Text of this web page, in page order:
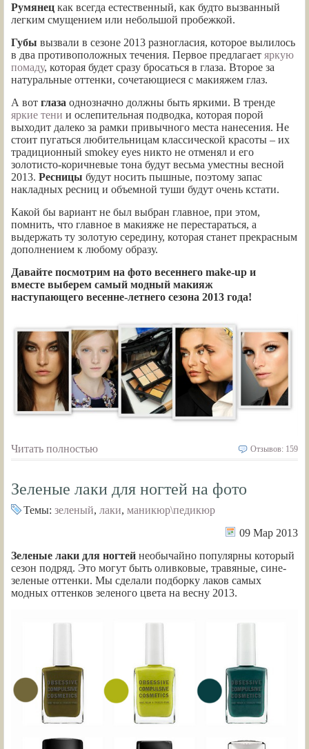
Румянец как всегда естественный, как будто вызванный
легким смущением или небольшой пробежкой.
Губы вызвали в сезоне 2013 разногласия, которое вылилось
в два противоположных течения. Первое предлагает яркую
помаду, которая будет сразу бросаться в глаза. Второе за
натуральные оттенки, сочетающиеся с макияжем глаз.
А вот глаза однозначно должны быть яркими. В тренде
яркие тени и ослепительная подводка, которая порой
выходит далеко за рамки привычного места нанесения. Не
стоит пугаться любительницам классической красоты – их
традиционный smokey eyes никто не отменял и его
золотисто-коричневые тона будут весьма уместны весной
2013. Ресницы будут носить пышные, поэтому запас
накладных ресниц и объемной туши будут очень кстати.
Какой бы вариант не был выбран главное, при этом,
помнить, что главное в макияже не перестараться, а
выдержать ту золотую середину, которая станет прекрасным
дополнением к любому образу.
Давайте посмотрим на фото весеннего make-up и
вместе выберем самый модный макияж
наступающего весенне-летнего сезона 2013 года!
Читать полностью Отзывов: 159
Зеленые лаки для ногтей на фото
Темы: зеленый, лаки, маникюр\педикюр
09 Мар 2013
Зеленые лаки для ногтей необычайно популярны который
сезон подряд. Это могут быть оливковые, травяные, сине-
зеленые оттенки. Мы сделали подборку лаков самых
модных оттенков зеленого цвета на весну 2013.